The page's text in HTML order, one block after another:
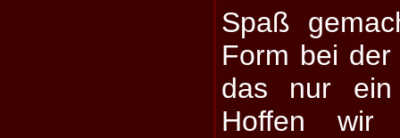
Spaß
Form bei der
das nur ein
Hoffen wir